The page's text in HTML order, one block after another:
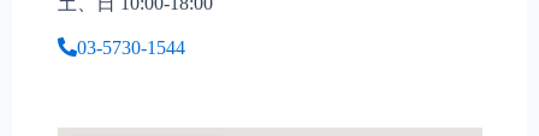
03-5730-1544